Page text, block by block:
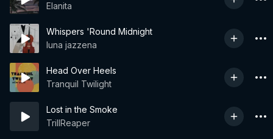
Elanita
Whispers 'Round Midnight
luna jazzena
Head Over Heels
Tranquil Twilight
Lost in the Smoke
TrillReaper